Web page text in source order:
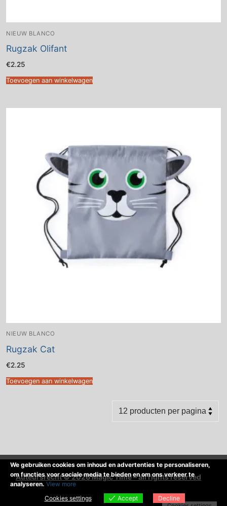
NIEUW BLANCO
Rugzak Olifant
€2.25
Toevoegen aan winkelwagen
NIEUW BLANCO
Rugzak Cat
€2.25
Toevoegen aan winkelwagen
Auteursrecht © 2026 Magic Time – all rights reserved
We gebruiken cookies om inhoud en advertenties te personaliseren,
om functies voor sociale media te bieden en om ons verkeer te
analyseren. View more
Cookies settings
Accept Decline